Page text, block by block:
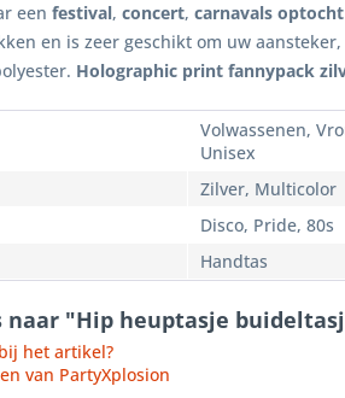
een festival, concert, carnavals optocht
en is zeer geschikt om uw
Holographic print fannypack
Volwassenen,
Unisex
Zilver, Multicolor
Disco, Pride, 80s
Handtas
naar "Hip heuptasje
het artikel?
van PartyXplosion